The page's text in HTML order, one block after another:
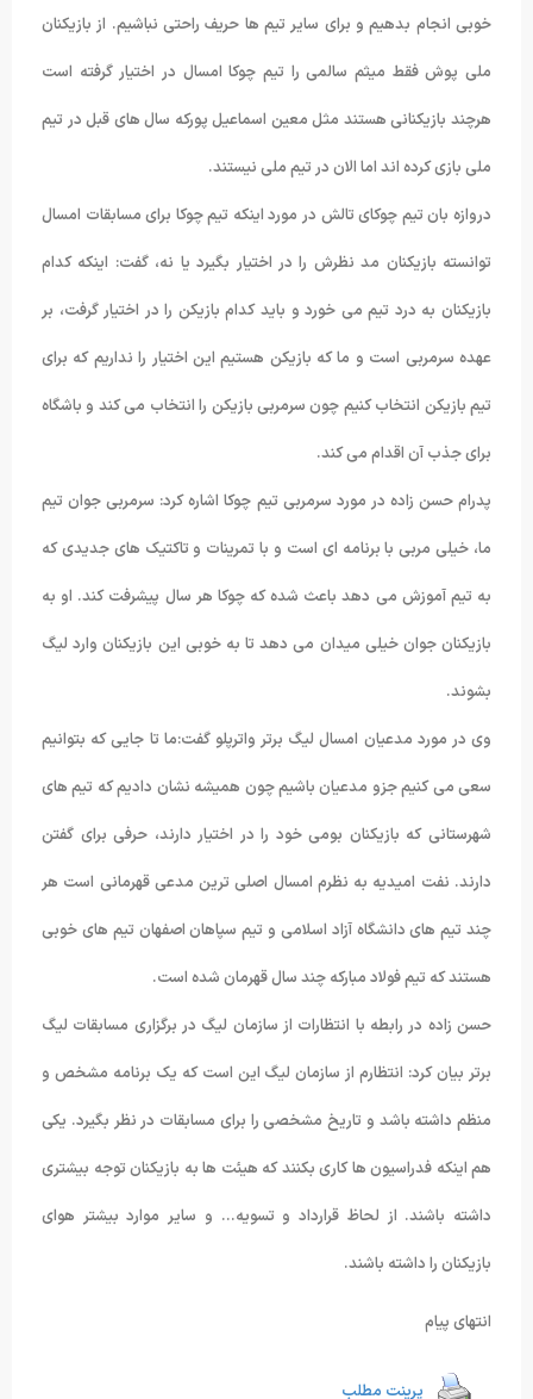
خوبی انجام بدهیم و برای سایر تیم ها حریف راحتی نباشیم. از بازیکنان
ملی پوش فقط میثم سالمی را تیم چوکا امسال در اختیار گرفته است
هرچند بازیکنانی هستند مثل معین اسماعیل پورکه سال های قبل در تیم
ملی بازی کرده اند اما الان در تیم ملی نیستند.
دروازه بان تیم چوکای تالش در مورد اینکه تیم چوکا برای مسابقات امسال
توانسته بازیکنان مد نظرش را در اختیار بگیرد یا نه، گفت: اینکه کدام
بازیکنان به درد تیم می خورد و باید کدام بازیکن را در اختیار گرفت، بر
عهده سرمربی است و ما که بازیکن هستیم این اختیار را نداریم که برای
تیم بازیکن انتخاب کنیم چون سرمربی بازیکن را انتخاب می کند و باشگاه
برای جذب آن اقدام می کند.
پدرام حسن زاده در مورد سرمربی تیم چوکا اشاره کرد: سرمربی جوان تیم
ما، خیلی مربی با برنامه ای است و با تمرینات و تاکتیک های جدیدی که
به تیم آموزش می دهد باعث شده که چوکا هر سال پیشرفت کند. او به
بازیکنان جوان خیلی میدان می دهد تا به خوبی این بازیکنان وارد لیگ
بشوند.
وی در مورد مدعیان امسال لیگ برتر واترپلو گفت:ما تا جایی که بتوانیم
سعی می کنیم جزو مدعیان باشیم چون همیشه نشان دادیم که تیم های
شهرستانی که بازیکنان بومی خود را در اختیار دارند، حرفی برای گفتن
دارند. نفت امیدیه به نظرم امسال اصلی ترین مدعی قهرمانی است هر
چند تیم های دانشگاه آزاد اسلامی و تیم سپاهان اصفهان تیم های خوبی
هستند که تیم فولاد مبارکه چند سال قهرمان شده است.
حسن زاده در رابطه با انتظارات از سازمان لیگ در برگزاری مسابقات لیگ
برتر بیان کرد: انتظارم از سازمان لیگ این است که یک برنامه مشخص و
منظم داشته باشد و تاریخ مشخصی را برای مسابقات در نظر بگیرد. یکی
هم اینکه فدراسیون ها کاری بکنند که هیئت ها به بازیکنان توجه بیشتری
داشته باشند. از لحاظ قرارداد و تسویه… و سایر موارد بیشتر هوای
بازیکنان را داشته باشند.
انتهای پیام
پرینت مطلب